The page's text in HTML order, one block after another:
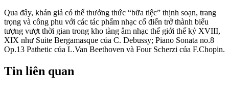
Qua đây, khán giả có thể thưởng thức “bữa tiệc” thịnh soạn, trang
trọng và công phu với các tác phẩm nhạc cổ điển trở thành biểu
tượng vượt thời gian trong kho tàng âm nhạc thế giới thế kỷ XVIII,
XIX như Suite Bergamasque của C. Debussy; Piano Sonata no.8
Op.13 Pathetic của L.Van Beethoven và Four Scherzi của F.Chopin.
Tin liên quan